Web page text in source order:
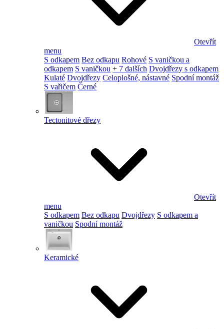
Otevřít
menu
S odkapem Bez odkapu Rohové S vaničkou a
odkapem S vaničkou + 7 dalších Dvojdřezy s odkapem
Kulaté Dvojdřezy Celoplošné, nástavné Spodní montáž
S vařičem Černé
Tectonitové dřezy
Otevřít
menu
S odkapem Bez odkapu Dvojdřezy S odkapem a
vaničkou Spodní montáž
Keramické